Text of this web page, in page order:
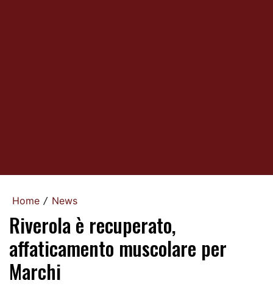
Home / News
Riverola è recuperato,
affaticamento muscolare per
Marchi